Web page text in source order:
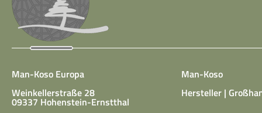
Man-Koso Europa
Weinkellerstraße 28
09337 Hohenstein-Ernstthal
Man-Koso
Hersteller |